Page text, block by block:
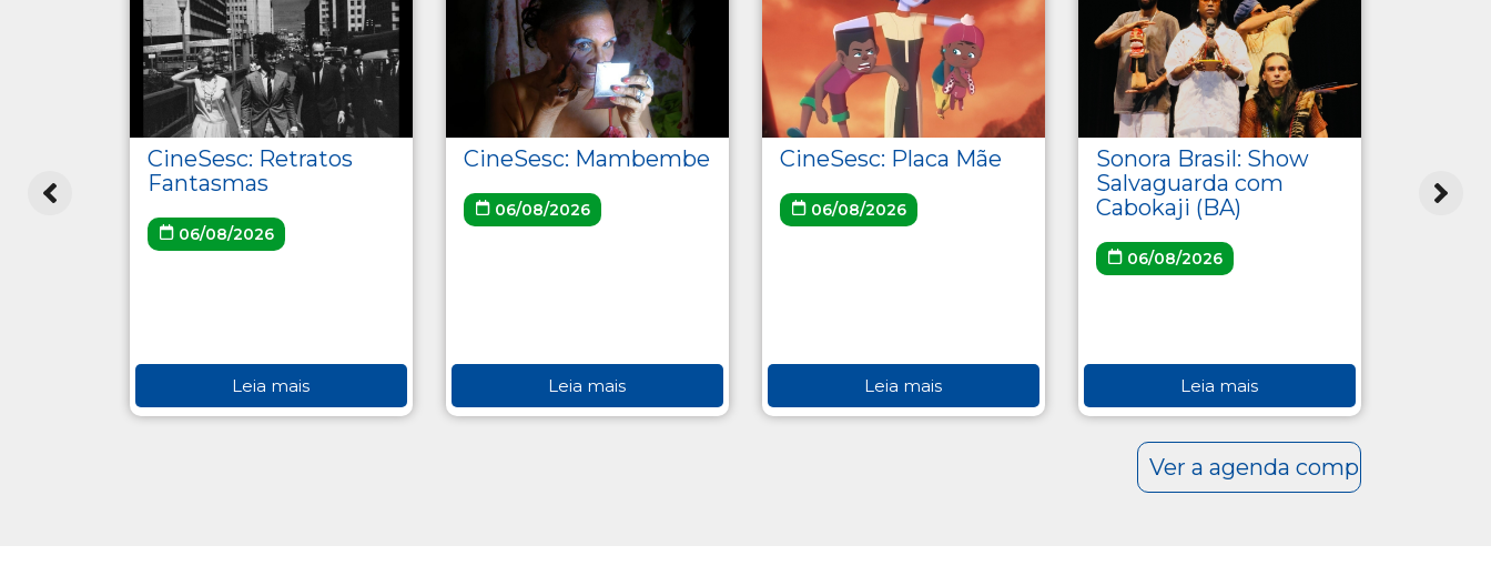
CineSesc: Retratos
Fantasmas
06/08/2026
Leia mais
CineSesc: Mambembe
06/08/2026
Leia mais
CineSesc: Placa Mãe
06/08/2026
Leia mais
Sonora Brasil: Show
Salvaguarda com
Cabokaji (BA)
06/08/2026
Leia mais
e o